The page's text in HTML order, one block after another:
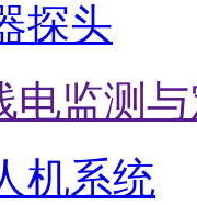
探头
电监测
机系统